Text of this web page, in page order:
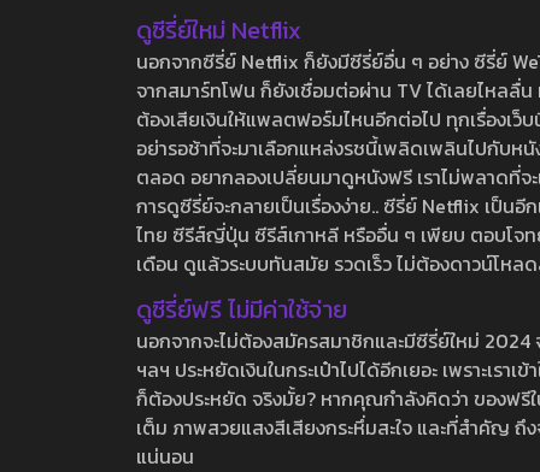
ดูซีรี่ย์ใหม่ Netflix
นอกจากซีรี่ย์ Netflix ก็ยังมีซีรี่ย์อื่น ๆ อย่าง ซีรี่ย์
จากสมาร์ทโฟน ก็ยังเชื่อมต่อผ่าน TV ได้เลยไหลลื่
ต้องเสียเงินให้แพลตฟอร์มไหนอีกต่อไป ทุกเรื่องเว็
อย่ารอช้าที่จะมาเลือกแหล่งรชนี้เพลิดเพลินไปกับห
ตลอด อยากลองเปลี่ยนมาดูหนังฟรี เราไม่พลาดที่
การดูซีรี่ย์จะกลายเป็นเรื่องง่าย.. ซีรี่ย์ Netflix เป็น
ไทย ซีรีส์ญี่ปุ่น ซีรีส์เกาหลี หรืออื่น ๆ เพียบ ตอบโจท
เดือน ดูแล้วระบบทันสมัย รวดเร็ว ไม่ต้องดาวน์โห
ดูซีรี่ย์ฟรี ไม่มีค่าใช้จ่าย
นอกจากจะไม่ต้องสมัครสมาชิกและมีซีรี่ย์ใหม่
ฯลฯ ประหยัดเงินในกระเป๋าไปได้อีกเยอะ เพราะเร
ก็ต้องประหยัด จริงมั้ย? หากคุณกำลังคิดว่า ของฟ
เต็ม ภาพสวยแสงสีเสียงกระหึ่มสะใจ และที่สำคัญ
แน่นอน